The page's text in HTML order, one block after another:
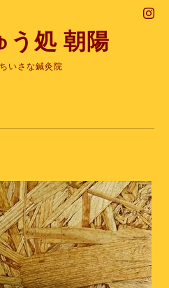
う処 朝陽
いさな鍼灸院